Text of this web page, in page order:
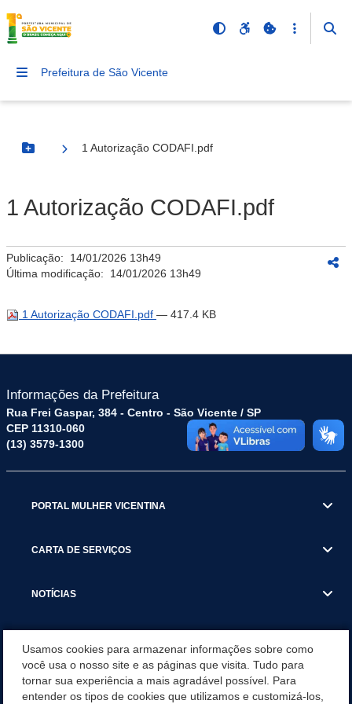
Prefeitura de São Vicente
Botão Menu
1 Autorização CODAFI.pdf
1 Autorização CODAFI.pdf
Publicação: 14/01/2026 13h49
Última modificação: 14/01/2026 13h49
1 Autorização CODAFI.pdf — 417.4 KB
Informações da Prefeitura
Rua Frei Gaspar, 384 - Centro - São Vicente / SP
CEP 11310-060
(13) 3579-1300
PORTAL MULHER VICENTINA
CARTA DE SERVIÇOS
NOTÍCIAS
VISITE SÃO VICENTE
Usamos cookies para armazenar informações sobre como
você usa o nosso site e as páginas que visita. Tudo para
tornar sua experiência a mais agradável possível. Para
entender os tipos de cookies que utilizamos e customizá-los,